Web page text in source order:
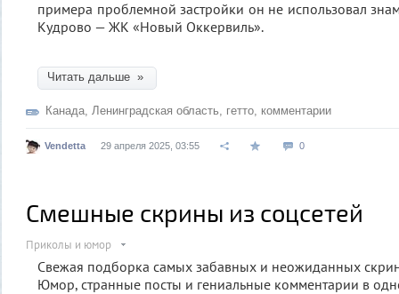
примера проблемной застройки он не использовал
Кудрово — ЖК «Новый Оккервиль».
Читать дальше »
Канада Ленинградская область гетто комментарии
Vendetta 29 апреля 2025, 03:55 0
Смешные скрины из соцсетей
Приколы и юмор
Свежая подборка самых забавных и неожиданных
Юмор, странные посты и гениальные комментарии в